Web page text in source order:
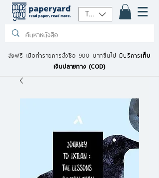
THB (฿)
ส่งฟรี เมื่อทำรายการสั่งซื้อ 900 บาทขึ้นไปมีบริการเก็บ
เงินปลายทาง (COD)